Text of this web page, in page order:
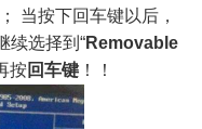
当按下回车键以后，
续选择到“Removable
按回车键 ！！